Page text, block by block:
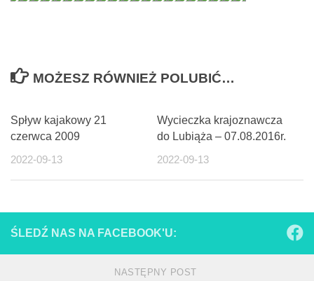
MOŻESZ RÓWNIEŻ POLUBIĆ…
Spływ kajakowy 21
czerwca 2009
2022-09-13
Wycieczka krajoznawcza
do Lubiąża – 07.08.2016r.
2022-09-13
ŚLEDŹ NAS NA FACEBOOK'U:
NASTĘPNY POST